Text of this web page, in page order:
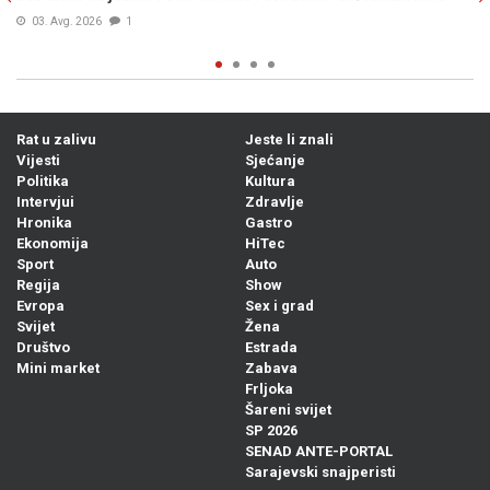
Rat u zalivu
Vijesti
Politika
Intervjui
Hronika
Ekonomija
Sport
Regija
Evropa
Svijet
Društvo
Mini market
Jeste li znali
Sjećanje
Kultura
Zdravlje
Gastro
HiTec
Auto
Show
Sex i grad
Žena
Estrada
Zabava
Frljoka
Šareni svijet
SP 2026
SENAD ANTE-PORTAL
Sarajevski snajperisti